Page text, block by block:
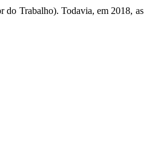
Trabalho). Todavia, em 2018,